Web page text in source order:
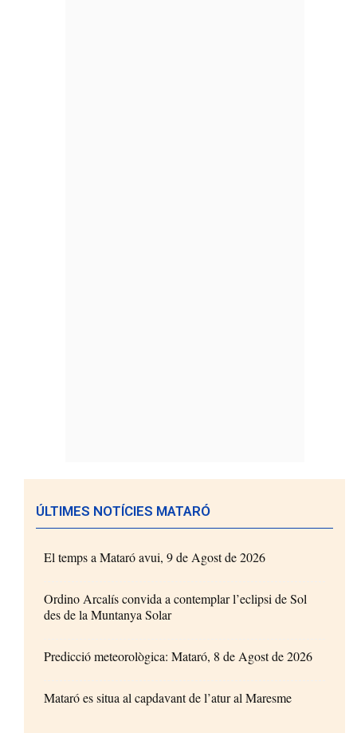
ÚLTIMES NOTÍCIES MATARÓ
El temps a Mataró avui, 9 de Agost de 2026
Ordino Arcalís convida a contemplar l’eclipsi de Sol
des de la Muntanya Solar
Predicció meteorològica: Mataró, 8 de Agost de 2026
Mataró es situa al capdavant de l’atur al Maresme